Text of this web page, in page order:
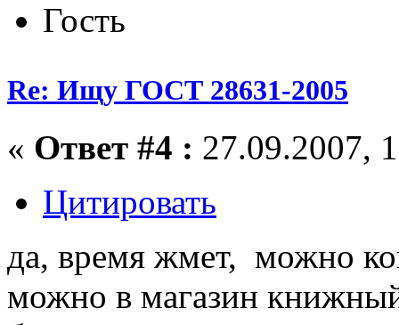
Гость
Re: Ищу ГОСТ 28631-2005
« Ответ #4 : 27.09.2007,
Цитировать
да, время жмет, можно
можно в магазин